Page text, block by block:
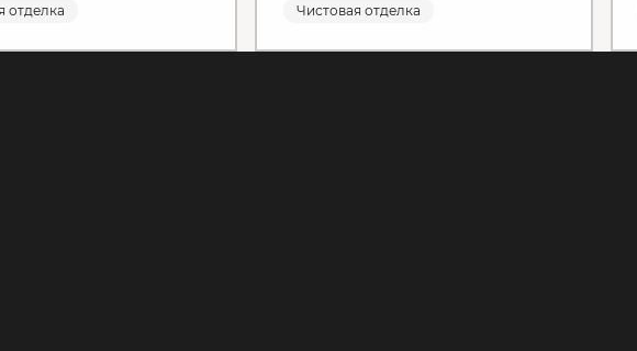
отделка
Чистовая отделка